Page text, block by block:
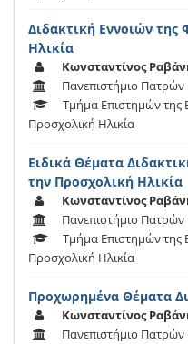
Διδακτική Εννοιών της
Ηλικία
Κωνσταντίνος
Πανεπιστήμιο Πατρών
Τμήμα Επιστημών της
Προσχολική Ηλικία
Ειδικά Θέματα
την Προσχολική Ηλικία
Κωνσταντίνος
Πανεπιστήμιο Πατρών
Τμήμα Επιστημών της
Προσχολική Ηλικία
Προχωρημένα Θέματα
Κωνσταντίνος
Πανεπιστήμιο Πατρών